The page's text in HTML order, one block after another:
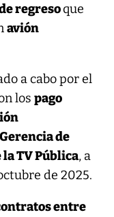
regresoque
avión
a cabo por el
los pago
Gerencia de
TV Pública, a
de 2025.
entre